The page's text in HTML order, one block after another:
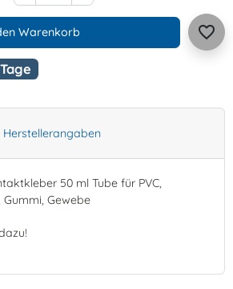
Warenkorb favorite_border
Herstellerangaben
50 ml Tube für PVC,
Gewebe